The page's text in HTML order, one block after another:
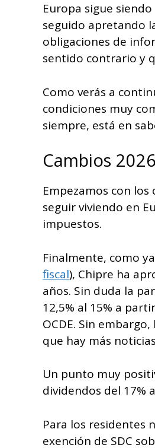
Europa sigue
seguido apretando
obligaciones de
sentido contrario y
Como verás a
condiciones muy
siempre, está en
Cambios
Empezamos con
seguir viviendo en
impuestos.
Finalmente, como
fiscal), Chipre ha
años. Sin duda la
12,5% al 15% a
OCDE. Sin
que hay más
Un punto muy
dividendos del 17%
Para los residentes
exención de SDC